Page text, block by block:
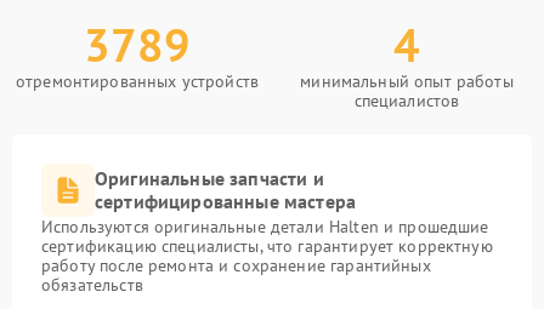
3789
отремонтированных устройств
4
минимальный опыт работы
специалистов
Оригинальные запчасти и
сертифицированные мастера
Используются оригинальные детали Halten и прошедшие
сертификацию специалисты, что гарантирует корректную
работу после ремонта и сохранение гарантийных
обязательств